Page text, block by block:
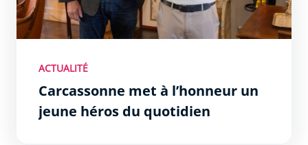
ACTUALITÉ
Carcassonne met à l’honneur un
jeune héros du quotidien